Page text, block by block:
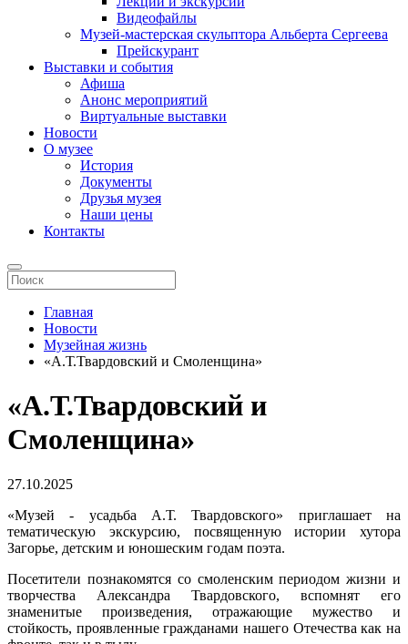
Видеофайлы
Музей-мастерская скульптора Альберта Сергеева
Прейскурант
Выставки и события
Афиша
Анонс мероприятий
Виртуальные выставки
Новости
О музее
История
Документы
Друзья музея
Наши цены
Контакты
Главная
Новости
Музейная жизнь
«А.Т.Твардовский и Смоленщина»
«А.Т.Твардовский и
Смоленщина»
27.10.2025
«Музей - усадьба А.Т. Твардовского» приглашает на
тематическую экскурсию, посвященную истории хутора
Загорье, детским и юношеским годам поэта.
Посетители познакомятся со смоленским периодом жизни и
творчества Александра Твардовского, вспомнят его
знаменитые произведения, отражающие мужество и
стойкость, проявленные гражданами нашего Отечества как на